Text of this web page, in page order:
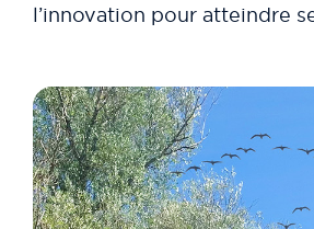
l’innovation pour atteindre